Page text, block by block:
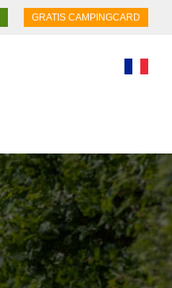
GRATIS CAMPINGCARD